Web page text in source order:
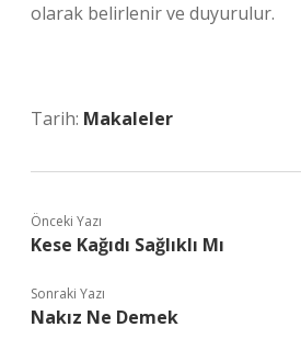
olarak belirlenir ve duyurulur.
Tarih: Makaleler
Önceki Yazı
Kese Kağıdı Sağlıklı Mı
Sonraki Yazı
Nakız Ne Demek